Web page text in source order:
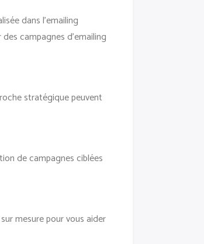
dans l’emailing
campagnes d’emailing
stratégique peuvent
de campagnes ciblées
mesure pour vous aider